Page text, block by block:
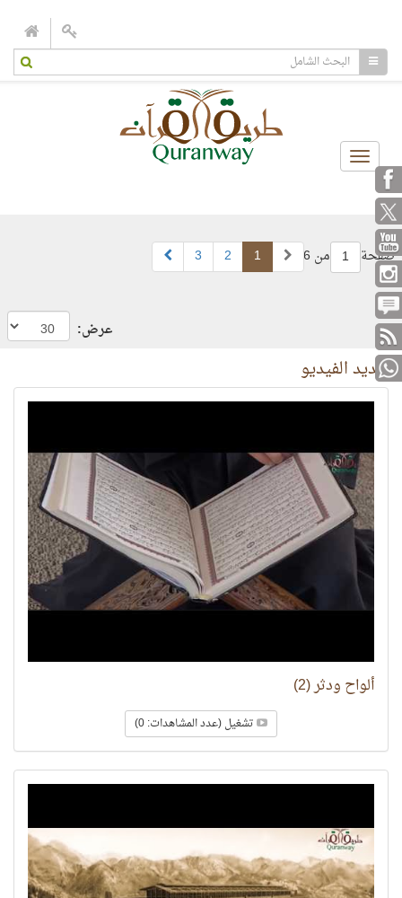
Toggle
navigation
صفحة 1 من 6 1
2
3
عرض:
جديد الفيديو
ألواح ودثر (2)
تشغيل (عدد المشاهدات: 0)